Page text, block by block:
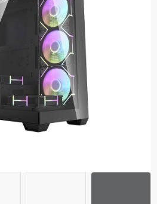
Možnosti dopravy
Kontakt